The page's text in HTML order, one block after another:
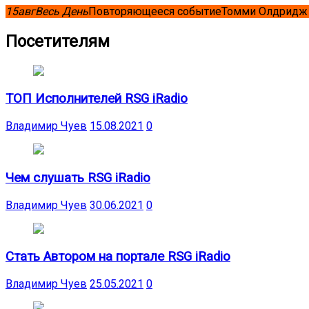
15авгВесь ДеньПовторяющееся событиеТомми
Посетителям
ТОП Исполнителей RSG iRadio
Владимир Чуев 15.08.2021 0
Чем слушать RSG iRadio
Владимир Чуев 30.06.2021 0
Стать Автором на портале RSG iRadio
Владимир Чуев 25.05.2021 0